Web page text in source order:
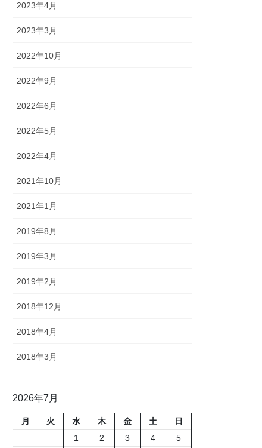
2023年4月
2023年3月
2022年10月
2022年9月
2022年6月
2022年5月
2022年4月
2021年10月
2021年1月
2019年8月
2019年3月
2019年2月
2018年12月
2018年4月
2018年3月
2026年7月
月 火 水 木 金 土
日
1
2 3 4 5